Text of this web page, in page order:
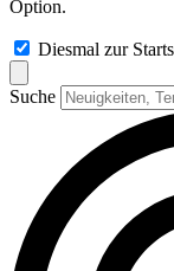
Option.
Diesmal zur
Suche